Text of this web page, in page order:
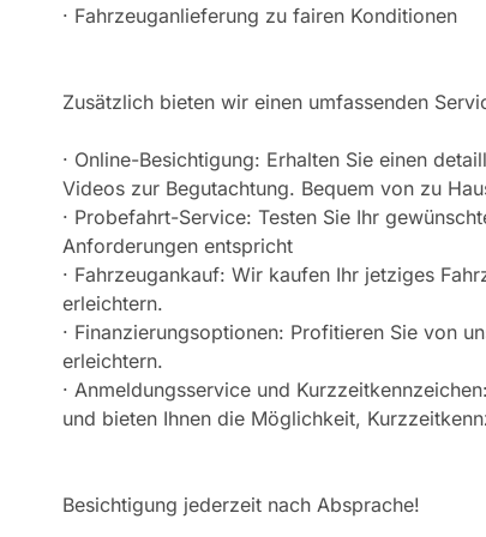
· Fahrzeuganlieferung zu fairen Konditionen
Zusätzlich bieten wir einen umfassenden
· Online-Besichtigung: Erhalten Sie einen
Videos zur Begutachtung. Bequem von zu
· Probefahrt-Service: Testen Sie Ihr
Anforderungen entspricht
· Fahrzeugankauf: Wir kaufen Ihr jetziges
erleichtern.
· Finanzierungsoptionen: Profitieren Sie von
erleichtern.
· Anmeldungsservice und
und bieten Ihnen die Möglichkeit,
Besichtigung jederzeit nach Absprache!